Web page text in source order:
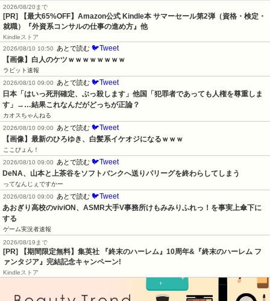
2026/08/20まで
[PR]
【最大65%OFF】Amazon公式 Kindle本 サマーセール第2弾（資格・検定・
就職）『外資系コンサルの仕事の進め方』他
Kindleストア
2026/08/10 10:50
あとで読む 🐦Tweet
【画像】白人のケツｗｗｗｗｗｗｗｗ
ラビット速報
2026/08/10 09:00
あとで読む 🐦Tweet
日本「はいっ死刑確定、ぶっ殺します」他国「犯罪者であっても人権を尊重しま
す」→…結果これなんだがどっちが正論？
カオスちゃんねる
2026/08/10 09:00
あとで読む 🐦Tweet
【画像】最新のひろゆき、白髪系イケオジになるｗｗｗ
ここぴょん！
2026/08/10 09:00
あとで読む 🐦Tweet
DeNA、山本と上茶谷をソフトバンクへ送りパリーグを終わらしてしまう
ってなんじぇですかー
2026/08/10 09:00
あとで読む 🐦Tweet
あおぎり高校のviviON、ASMR大手V事務所けもみみりふれっ！を事実上傘下に
する
ゲーム実況者速報
2026/08/19まで
[PR] 【期間限定無料】集英社 『終末のハーレム』10周年&『終末のハーレム フ
ァンタジア』完結記念キャンペーン!
Kindleストア